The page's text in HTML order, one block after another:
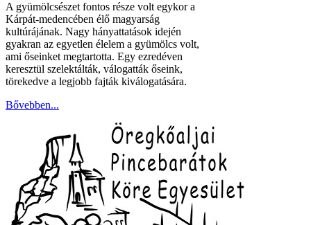
A gyümölcsészet fontos része volt egykor a
Kárpát-medencében élő magyarság
kultúrájának. Nagy hányattatások idején
gyakran az egyetlen élelem a gyümölcs volt,
ami őseinket megtartotta. Egy ezredéven
keresztül szelektálták, válogatták őseink,
törekedve a legjobb fajták kiválogatására.
Bővebben...